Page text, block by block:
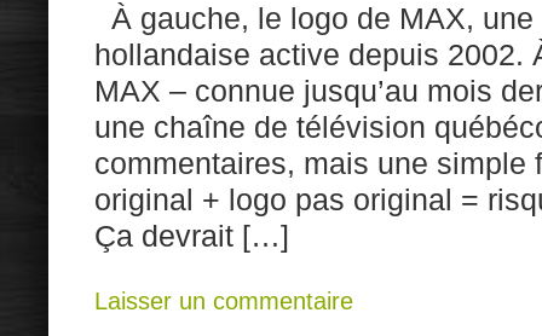
À gauche, le logo de MAX,
hollandaise active depuis 2002.
MAX – connue jusqu’au mois
une chaîne de télévision
commentaires, mais une simple
original + logo pas original =
Ça devrait […]
Laisser un commentaire